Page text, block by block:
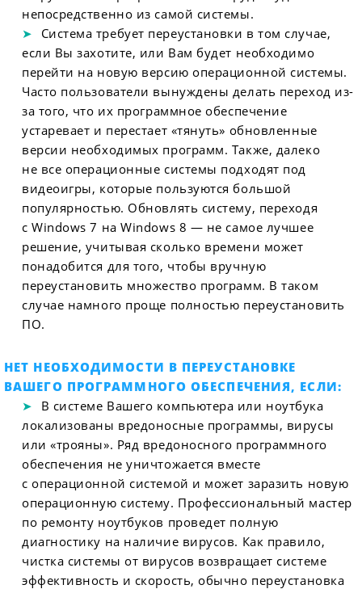
непосредственно из самой системы.
Система требует переустановки в том случае,
если Вы захотите, или Вам будет необходимо
перейти на новую версию операционной системы.
Часто пользователи вынуждены делать переход из-
за того, что их программное обеспечение
устаревает и перестает «тянуть» обновленные
версии необходимых программ. Также, далеко
не все операционные системы подходят под
видеоигры, которые пользуются большой
популярностью. Обновлять систему, переходя
с Windows 7 на Windows 8 — не самое лучшее
решение, учитывая сколько времени может
понадобится для того, чтобы вручную
переустановить множество программ. В таком
случае намного проще полностью переустановить
ПО.
НЕТ НЕОБХОДИМОСТИ В ПЕРЕУСТАНОВКЕ
ВАШЕГО ПРОГРАММНОГО ОБЕСПЕЧЕНИЯ, ЕСЛИ:
В системе Вашего компьютера или ноутбука
локализованы вредоносные программы, вирусы
или «трояны». Ряд вредоносного программного
обеспечения не уничтожается вместе
с операционной системой и может заразить новую
операционную систему. Профессиональный мастер
по ремонту ноутбуков проведет полную
диагностику на наличие вирусов. Как правило,
чистка системы от вирусов возвращает системе
эффективность и скорость, обычно переустановка